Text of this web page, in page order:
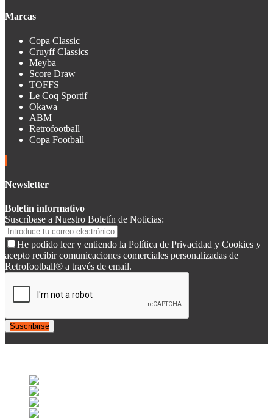
Marcas
Copa Classic
Cruyff Classics
Meyba
Score Draw
TOFFS
Le Coq Sportif
Okawa
ABM
Retrofootball
Copa Football
Newsletter
Boletín informativo
Suscríbase a Nuestro Boletín de Noticias:
He podido leer y entiendo la Política de Privacidad y Cookies y
acepto recibir comunicaciones comerciales personalizadas de
Retrofootball® a través de email.
Suscribirse